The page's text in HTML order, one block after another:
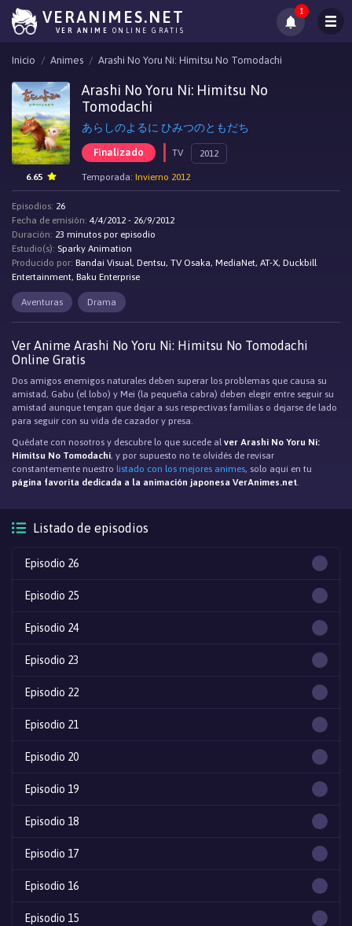
VERANIMES.NET
VER ANIME ONLINE GRATIS
1
Inicio Animes Arashi No Yoru Ni: Himitsu No Tomodachi
Arashi No Yoru Ni: Himitsu No
Tomodachi
あらしのよるに ひみつのともだち
Finalizado TV 2012
Temporada: Invierno 2012
6.65
Episodios: 26
Fecha de emisión: 4/4/2012 - 26/9/2012
Duración: 23 minutos por episodio
Estudio(s): Sparky Animation
Producido por: Bandai Visual, Dentsu, TV Osaka, MediaNet, AT-X, Duckbill
Entertainment, Baku Enterprise
Aventuras Drama
Ver Anime Arashi No Yoru Ni: Himitsu No Tomodachi
Online Gratis
Dos amigos enemigos naturales deben superar los problemas que causa su
amistad, Gabu (el lobo) y Mei (la pequeña cabra) deben elegir entre seguir su
amistad aunque tengan que dejar a sus respectivas familias o dejarse de lado
para seguir con su vida de cazador y presa.
Quédate con nosotros y descubre lo que sucede alver Arashi No Yoru Ni:
Himitsu No Tomodachi, y por supuesto no te olvidés de revisar
constantemente nuestro listado con los mejores animes, solo aqui en tu
página favorita dedicada a la animación japonesa VerAnimes.net.
Listado de episodios
Episodio 26
Episodio 25
Episodio 24
Episodio 23
Episodio 22
Episodio 21
Episodio 20
Episodio 19
Episodio 18
Episodio 17
Episodio 16
Episodio 15